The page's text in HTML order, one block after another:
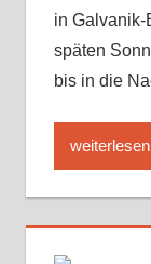
in Galvanik-
späten
bis in die